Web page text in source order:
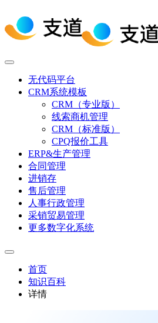
无代码平台
CRM系统模板
CRM（专业版）
线索商机管理
CRM（标准版）
CPQ报价工具
ERP&生产管理
合同管理
进销存
售后管理
人事行政管理
采销贸易管理
更多数字化系统
首页
知识百科
详情